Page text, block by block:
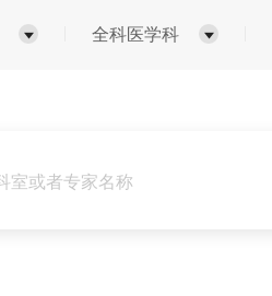
全科医学科